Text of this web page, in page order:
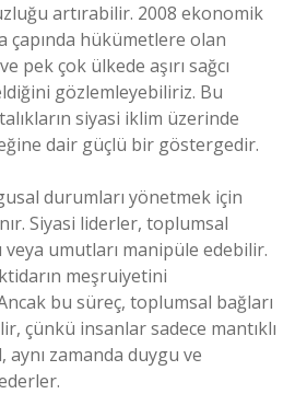
artırabilir. 2008 ekonomik
çapında hükümetlere olan
pek çok ülkede aşırı sağcı
gözlemleyebiliriz. Bu
siyasi iklim üzerinde
dair güçlü bir göstergedir.
durumları yönetmek için
Siyasi liderler, toplumsal
veya umutları manipüle edebilir.
meşruiyetini
bu süreç, toplumsal bağları
çünkü insanlar sadece mantıklı
zamanda duygu ve